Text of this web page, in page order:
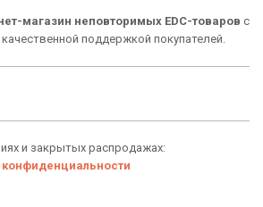
Wallet
магазин неповторимых EDC-товаров с
поддержкой покупателей.
и закрытых распродажах:
конфиденциальности